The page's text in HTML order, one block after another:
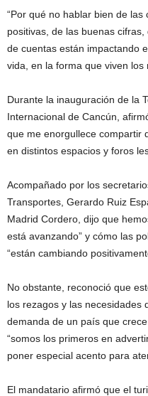
“Por qué no hablar bien de
positivas, de las buenas
de cuentas están impactando
vida, en la forma que viven los
Durante la inauguración de la
Internacional de Cancún,
que me enorgullece compartir
en distintos espacios y foros
Acompañado por los
Transportes, Gerardo Ruiz
Madrid Cordero, dijo que
está avanzando” y cómo las
“están cambiando
No obstante, reconoció que
los rezagos y las necesidades
demanda de un país que
“somos los primeros en
poner especial acento para
El mandatario afirmó que el